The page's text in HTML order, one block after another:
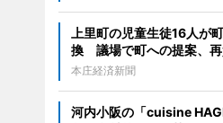
上里町の児童生徒16人が
換 議場で町への提案、再
本庄経済新聞
河内小阪の「cuisine